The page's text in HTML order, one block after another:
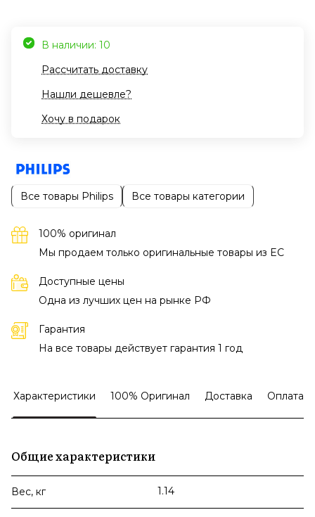
В наличии: 10
Рассчитать доставку
Нашли дешевле?
Хочу в подарок
Все товары Philips Все товары категории
100% оригинал
Мы продаем только оригинальные товары из EC
Доступные цены
Одна из лучших цен на рынке РФ
Гарантия
На все товары действует гарантия 1 год
Характеристики 100% Оригинал Доставка Оплата
Общие характеристики
Вес, кг 1.14